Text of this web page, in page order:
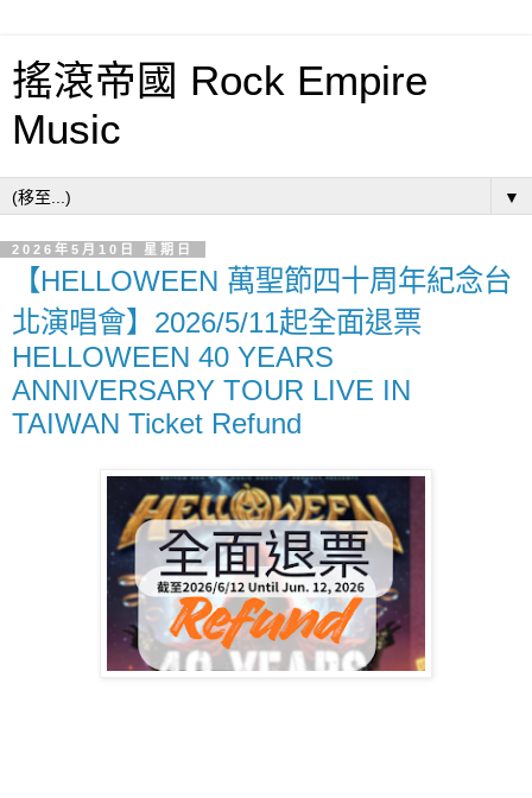
搖滾帝國 Rock Empire
Music
▼
2026年5月10日 星期日
【HELLOWEEN 萬聖節四十周年紀念台
北演唱會】2026/5/11起全面退票
HELLOWEEN 40 YEARS
ANNIVERSARY TOUR LIVE IN
TAIWAN Ticket Refund